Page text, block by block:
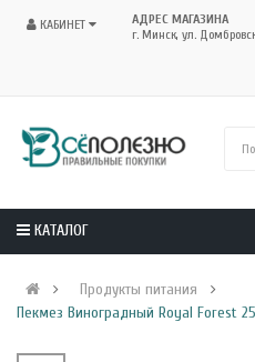
КАБИНЕТ
АДРЕС МАГАЗИНА
г. Минск, ул.
КАТАЛОГ
Продукты питания
Пекмез Виноградный Royal Forest